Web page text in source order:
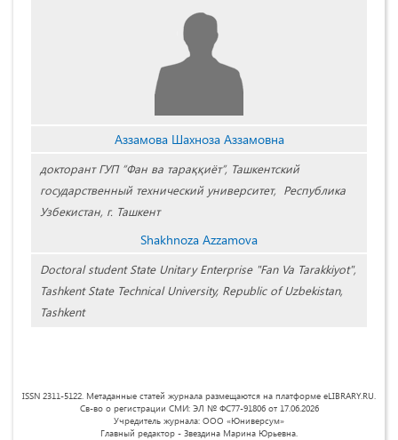
Аззамова Шахноза Аззамовна
докторант ГУП “Фан ва тараққиёт”, Ташкентский
государственный технический университет, Республика
Узбекистан, г. Ташкент
Shakhnoza Azzamova
Doctoral student State Unitary Enterprise "Fan Va Tarakkiyot",
Tashkent State Technical University, Republic of Uzbekistan,
Tashkent
ISSN 2311-5122. Метаданные статей журнала размещаются на платформе eLIBRARY.RU.
Св-во о регистрации СМИ: ЭЛ № ФС77-91806 от 17.06.2026
Учредитель журнала: ООО «Юниверсум»
Главный редактор - Звездина Марина Юрьевна.